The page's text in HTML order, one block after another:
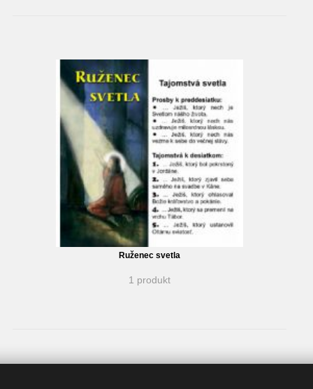
Ruženec svetla
1 produkt